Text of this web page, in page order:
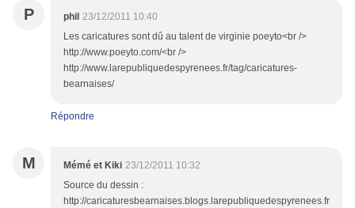
P phil 23/12/2011 10:40
Les caricatures sont dû au talent de virginie poeyto<br />
http://www.poeyto.com/<br />
http://www.larepubliquedespyrenees.fr/tag/caricatures-
bearnaises/
Répondre
M Mémé et Kiki 23/12/2011 10:32
Source du dessin :
http://caricaturesbearnaises.blogs.larepubliquedespyrenees.fr